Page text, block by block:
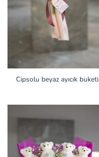
Cipsolu beyaz ayıcık buketi